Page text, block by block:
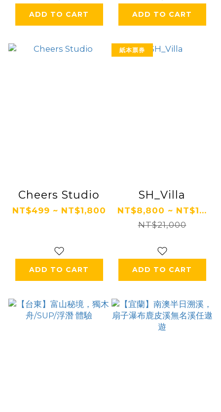
ADD TO CART ADD TO CART
Cheers Studio
NT$499 ~ NT$1,800
ADD TO CART
紙本票券
SH_Villa
NT$8,800 ~ NT$1...
NT$21,000
ADD TO CART